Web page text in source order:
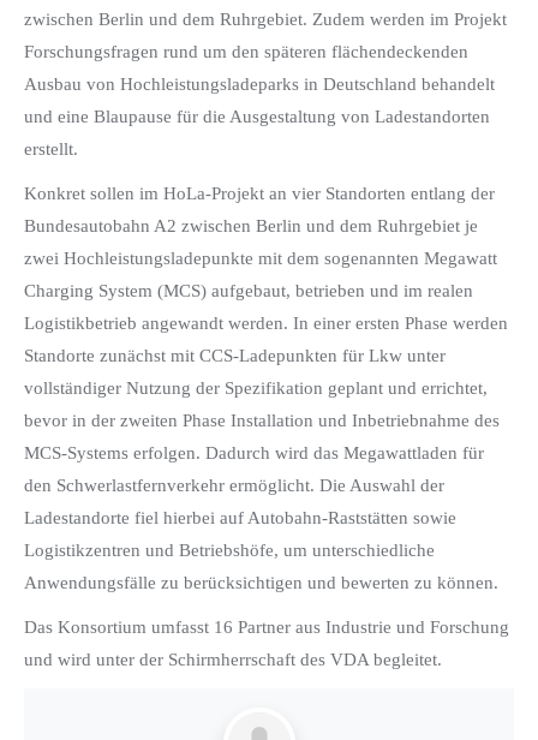
zwischen Berlin und dem Ruhrgebiet. Zudem werden im Projekt
Forschungsfragen rund um den späteren flächendeckenden
Ausbau von Hochleistungsladeparks in Deutschland behandelt
und eine Blaupause für die Ausgestaltung von Ladestandorten
erstellt.
Konkret sollen im HoLa-Projekt an vier Standorten entlang der
Bundesautobahn A2 zwischen Berlin und dem Ruhrgebiet je
zwei Hochleistungsladepunkte mit dem sogenannten Megawatt
Charging System (MCS) aufgebaut, betrieben und im realen
Logistikbetrieb angewandt werden. In einer ersten Phase werden
Standorte zunächst mit CCS-Ladepunkten für Lkw unter
vollständiger Nutzung der Spezifikation geplant und errichtet,
bevor in der zweiten Phase Installation und Inbetriebnahme des
MCS-Systems erfolgen. Dadurch wird das Megawattladen für
den Schwerlastfernverkehr ermöglicht. Die Auswahl der
Ladestandorte fiel hierbei auf Autobahn-Raststätten sowie
Logistikzentren und Betriebshöfe, um unterschiedliche
Anwendungsfälle zu berücksichtigen und bewerten zu können.
Das Konsortium umfasst 16 Partner aus Industrie und Forschung
und wird unter der Schirmherrschaft des VDA begleitet.